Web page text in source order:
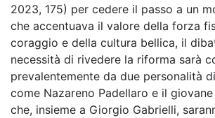
2023, 175) per cedere il passo a un
che accentuava il valore della forza
coraggio e della cultura bellica, il
necessità di rivedere la riforma sarà
prevalentemente da due personalità
come Nazareno Padellaro e il
che, insieme a Giorgio Gabrielli,